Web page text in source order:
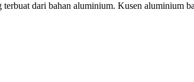
dari bahan aluminium. Kusen aluminium